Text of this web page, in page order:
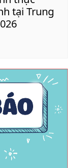
tại Trung